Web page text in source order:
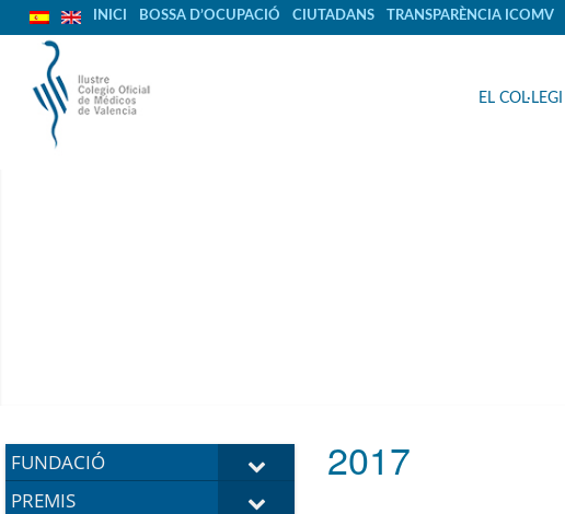
INICI BOSSA D’OCUPACIÓ CIUTADANS TRANSPARÈNCIA ICOMV
EL COL·LEGI
FUNDACIÓ
PREMIS
2017